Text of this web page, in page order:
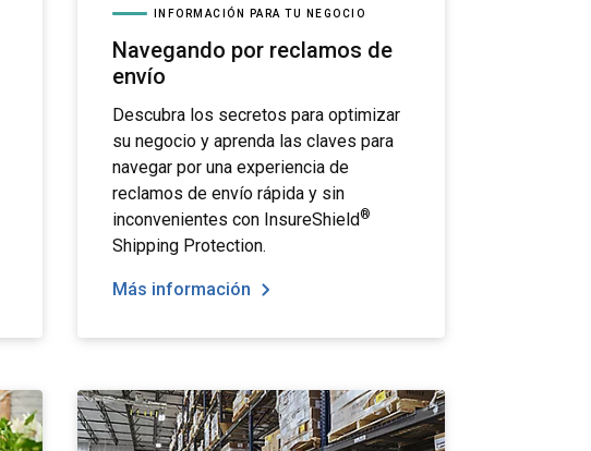
INFORMACIÓN PARA TU NEGOCIO
Navegando por reclamos de
envío
Descubra los secretos para optimizar
su negocio y aprenda las claves para
navegar por una experiencia de
reclamos de envío rápida y sin
inconvenientes con InsureShield®
Shipping Protection.
Más información